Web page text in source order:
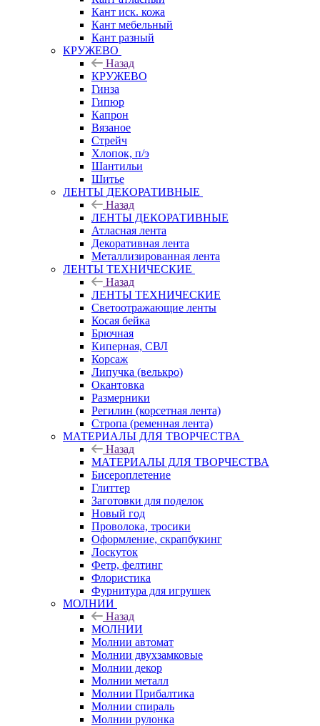
Кант иск. кожа
Кант мебельный
Кант разный
КРУЖЕВО
Назад
КРУЖЕВО
Гинза
Гипюр
Капрон
Вязаное
Стрейч
Хлопок, п/э
Шантильи
Шитье
ЛЕНТЫ ДЕКОРАТИВНЫЕ
Назад
ЛЕНТЫ ДЕКОРАТИВНЫЕ
Атласная лента
Декоративная лента
Металлизированная лента
ЛЕНТЫ ТЕХНИЧЕСКИЕ
Назад
ЛЕНТЫ ТЕХНИЧЕСКИЕ
Светоотражающие ленты
Косая бейка
Брючная
Киперная, СВЛ
Корсаж
Липучка (велькро)
Окантовка
Размерники
Регилин (корсетная лента)
Стропа (ременная лента)
МАТЕРИАЛЫ ДЛЯ ТВОРЧЕСТВА
Назад
МАТЕРИАЛЫ ДЛЯ ТВОРЧЕСТВА
Бисероплетение
Глиттер
Заготовки для поделок
Новый год
Проволока, тросики
Оформление, скрапбукинг
Лоскуток
Фетр, фелтинг
Флористика
Фурнитура для игрушек
МОЛНИИ
Назад
МОЛНИИ
Молнии автомат
Молнии двухзамковые
Молнии декор
Молнии металл
Молнии Прибалтика
Молнии спираль
Молнии рулонка